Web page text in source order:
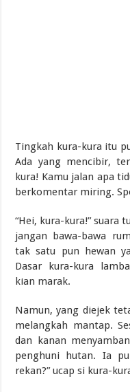
Tingkah kura-kura itu
Ada yang mencibir,
kura! Kamu jalan apa
berkomentar miring.
“Hei, kura-kura!” suara
jangan bawa-bawa
tak satu pun hewan
Dasar kura-kura
kian marak.
Namun, yang diejek
melangkah mantap.
dan kanan
penghuni hutan. Ia
rekan?” ucap si kura-